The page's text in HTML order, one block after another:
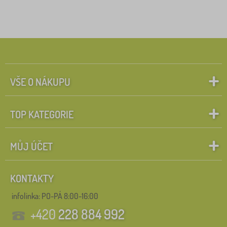
VŠE O NÁKUPU
TOP KATEGORIE
MŮJ ÚČET
KONTAKTY
infolinka: PO-PÁ 8:00-16:00
+420228 884 992